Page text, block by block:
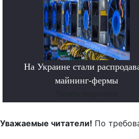
На Украине стали
майнинг-фермы
Уважаемые читатели! По